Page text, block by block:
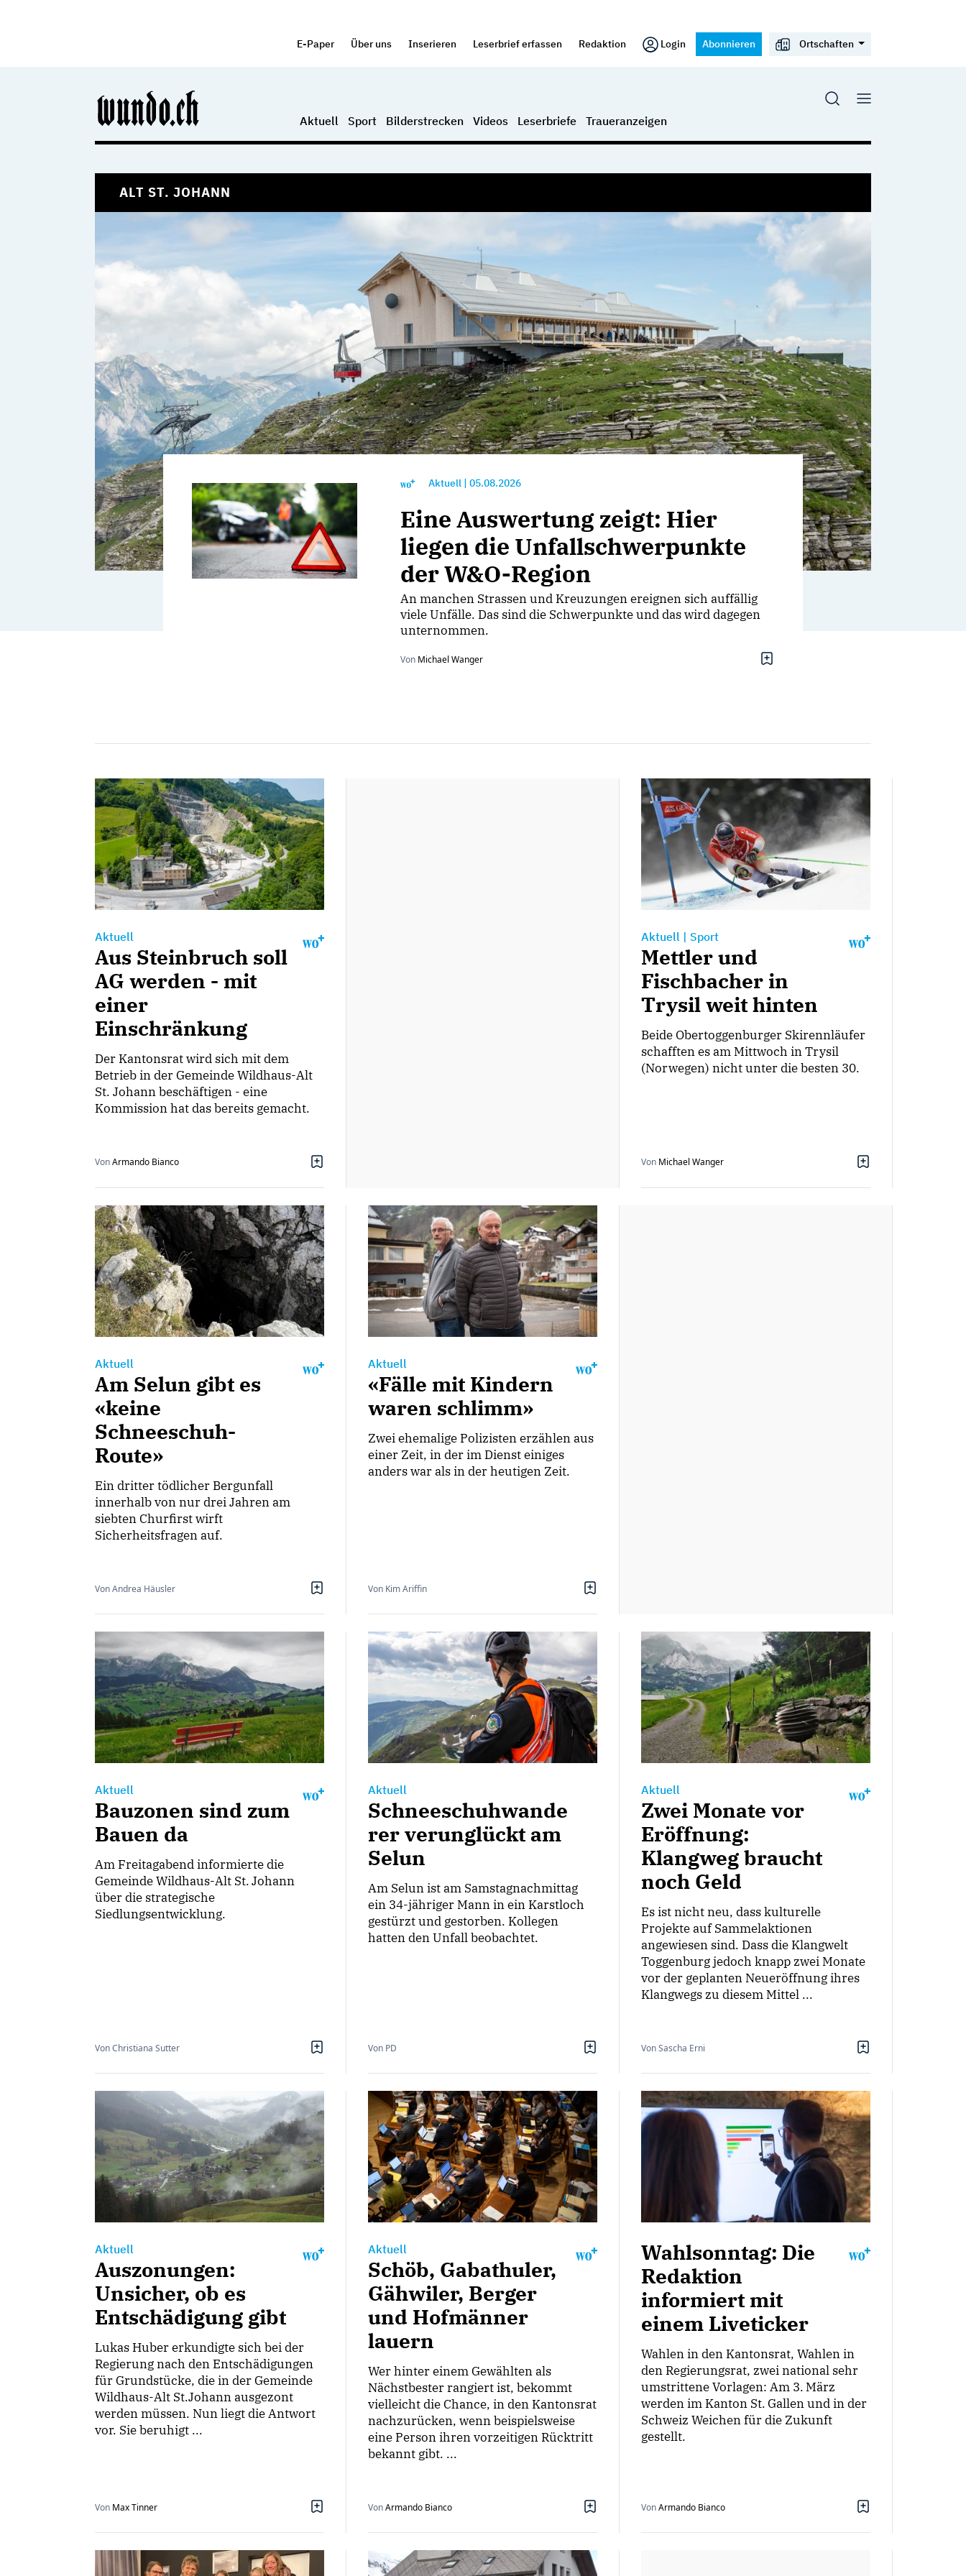
E-Paper Über uns Inserieren Leserbrief erfassen Redaktion Login Abonnieren Ortschaften
Aktuell Sport Bilderstrecken Videos Leserbriefe Traueranzeigen
ALT ST. JOHANN
Aktuell | 05.08.2026
Eine Auswertung zeigt: Hier
liegen die Unfallschwerpunkte
der W&O-Region
An manchen Strassen und Kreuzungen ereignen sich auffällig
viele Unfälle. Das sind die Schwerpunkte und das wird dagegen
unternommen.
Von Michael Wanger
Aktuell
Aus Steinbruch soll
AG werden - mit
einer
Einschränkung
Der Kantonsrat wird sich mit dem
Betrieb in der Gemeinde Wildhaus-Alt
St. Johann beschäftigen - eine
Kommission hat das bereits gemacht.
VonArmando Bianco
Aktuell | Sport
Mettler und
Fischbacher in
Trysil weit hinten
Beide Obertoggenburger Skirennläufer
schafften es am Mittwoch in Trysil
(Norwegen) nicht unter die besten 30.
Von Michael Wanger
Aktuell
Am Selun gibt es
«keine
Schneeschuh-
Route»
Ein dritter tödlicher Bergunfall
innerhalb von nur drei Jahren am
siebten Churfirst wirft
Sicherheitsfragen auf.
Von Andrea Häusler
Aktuell
«Fälle mit Kindern
waren schlimm»
Zwei ehemalige Polizisten erzählen aus
einer Zeit, in der im Dienst einiges
anders war als in der heutigen Zeit.
Von Kim Ariffin
Aktuell
Bauzonen sind zum
Bauen da
Am Freitagabend informierte die
Gemeinde Wildhaus-Alt St. Johann
über die strategische
Siedlungsentwicklung.
Von Christiana Sutter
Aktuell
Schneeschuhwande
rer verunglückt am
Selun
Am Selun ist am Samstagnachmittag
ein 34-jähriger Mann in ein Karstloch
gestürzt und gestorben. Kollegen
hatten den Unfall beobachtet.
Von PD
Aktuell
Zwei Monate vor
Eröffnung:
Klangweg braucht
noch Geld
Es ist nicht neu, dass kulturelle
Projekte auf Sammelaktionen
angewiesen sind. Dass die Klangwelt
Toggenburg jedoch knapp zwei Monate
vor der geplanten Neueröffnung ihres
Klangwegs zu diesem Mittel ...
Von Sascha Erni
Aktuell
Auszonungen:
Unsicher, ob es
Entschädigung gibt
Lukas Huber erkundigte sich bei der
Regierung nach den Entschädigungen
für Grundstücke, die in der Gemeinde
Wildhaus-Alt St.Johann ausgezont
werden müssen. Nun liegt die Antwort
vor. Sie beruhigt ...
Von Max Tinner
Aktuell
Schöb, Gabathuler,
Gähwiler, Berger
und Hofmänner
lauern
Wer hinter einem Gewählten als
Nächstbester rangiert ist, bekommt
vielleicht die Chance, in den Kantonsrat
nachzurücken, wenn beispielsweise
eine Person ihren vorzeitigen Rücktritt
bekannt gibt. ...
VonArmando Bianco
Wahlsonntag: Die
Redaktion
informiert mit
einem Liveticker
Wahlen in den Kantonsrat, Wahlen in
den Regierungsrat, zwei national sehr
umstrittene Vorlagen: Am 3. März
werden im Kanton St. Gallen und in der
Schweiz Weichen für die Zukunft
gestellt.
VonArmando Bianco